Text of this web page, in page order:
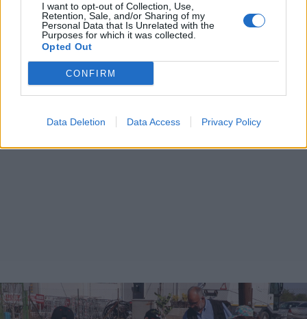
I want to opt-out of Collection, Use,
Retention, Sale, and/or Sharing of my
Personal Data that Is Unrelated with the
Purposes for which it was collected.
Opted Out
CONFIRM
Data Deletion Data Access Privacy Policy